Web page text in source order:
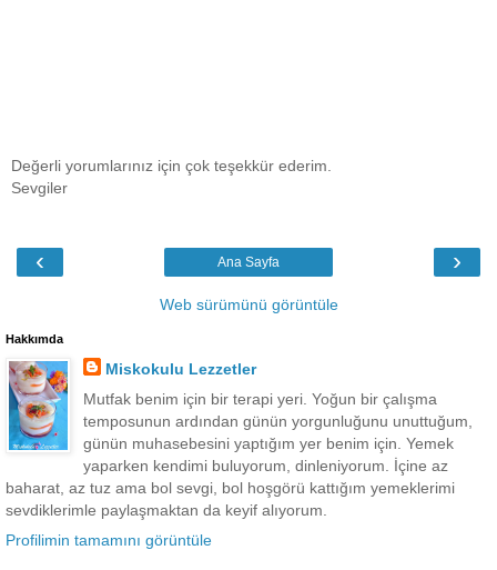
Değerli yorumlarınız için çok teşekkür ederim.
Sevgiler
‹ ›
Ana Sayfa
Web sürümünü görüntüle
Hakkımda
Miskokulu Lezzetler
Mutfak benim için bir terapi yeri. Yoğun bir çalışma
temposunun ardından günün yorgunluğunu unuttuğum,
günün muhasebesini yaptığım yer benim için. Yemek
yaparken kendimi buluyorum, dinleniyorum. İçine az
baharat, az tuz ama bol sevgi, bol hoşgörü kattığım yemeklerimi
sevdiklerimle paylaşmaktan da keyif alıyorum.
Profilimin tamamını görüntüle